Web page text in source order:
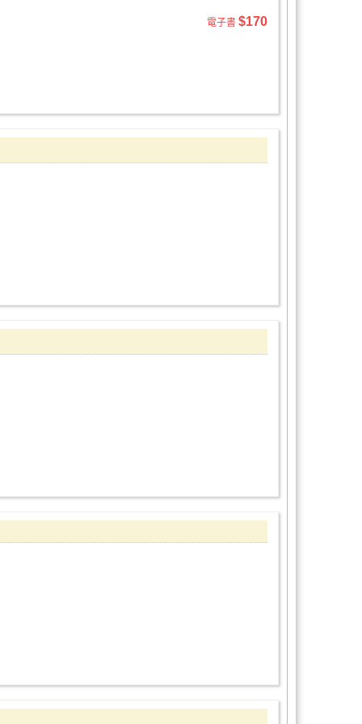
電子書 $170